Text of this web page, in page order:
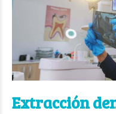
Extracción